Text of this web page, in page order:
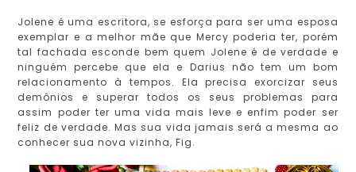
Jolene é uma escritora, se esforça para ser uma esposa
exemplar e a melhor mãe que Mercy poderia ter, porém
tal fachada esconde bem quem Jolene é de verdade e
ninguém percebe que ela e Darius não tem um bom
relacionamento à tempos. Ela precisa exorcizar seus
demônios e superar todos os seus problemas para
assim poder ter uma vida mais leve e enfim poder ser
feliz de verdade. Mas sua vida jamais será a mesma ao
conhecer sua nova vizinha, Fig.